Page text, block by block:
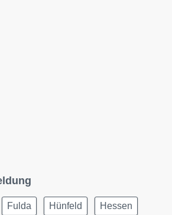
Fulda Hünfeld Hessen